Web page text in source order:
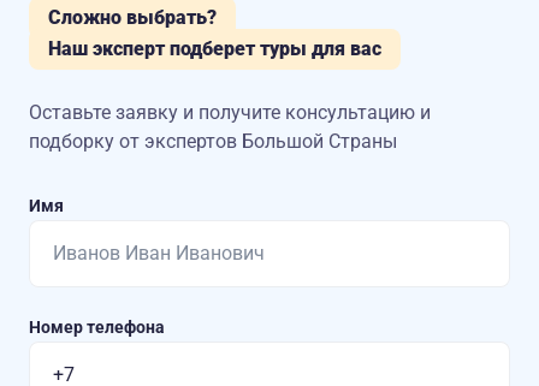
Сложно выбрать?
Наш эксперт подберет туры для вас
Оставьте заявку и получите консультацию и
подборку от экспертов Большой Страны
Имя
Номер телефона